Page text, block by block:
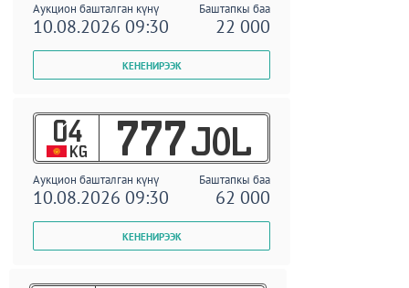
Аукцион башталган күнү Баштапкы баа
10.08.2026 09:30 22 000
04
KG 777 JOL
Аукцион башталган күнү Баштапкы баа
10.08.2026 09:30 62 000